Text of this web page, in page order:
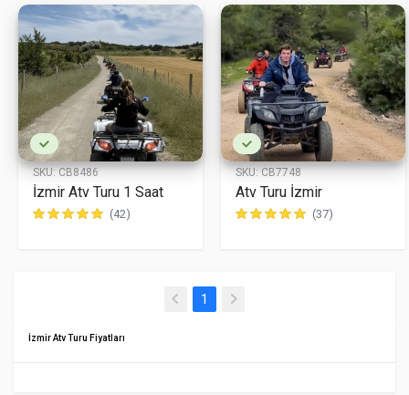
SKU:CB8486
İzmir Atv Turu 1 Saat
(42)
SKU:CB7748
Atv Turu İzmir
(37)
1 (current)
İzmir Atv Turu Fiyatları